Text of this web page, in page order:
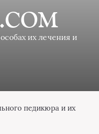
их лечения и
педикюра и их